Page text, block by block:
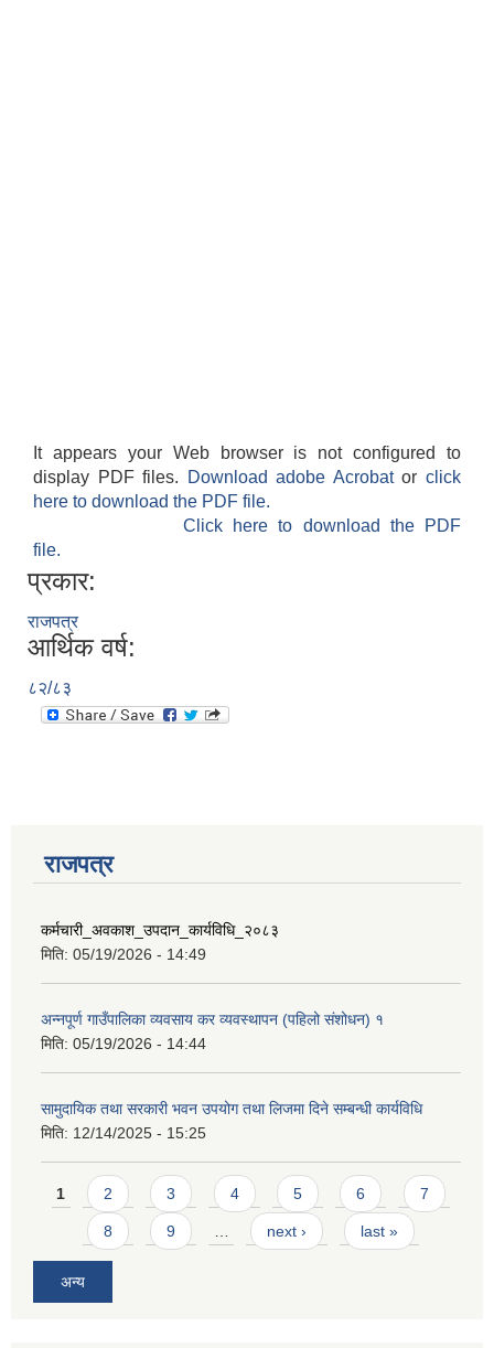
It appears your Web browser is not configured to
display PDF files.
Download adobe Acrobatorclick
here to download the PDF file.
Click here to download the PDF
file.
प्रकार:
राजपत्र
आर्थिक वर्ष:
८२/८३
राजपत्र
कर्मचारी_अवकाश_उपदान_कार्यविधि_२०८३
मिति: 05/19/2026 - 14:49
अन्नपूर्ण गाउँपालिका व्यवसाय कर व्यवस्थापन (पहिलो संशोधन) १
मिति: 05/19/2026 - 14:44
सामुदायिक तथा सरकारी भवन उपयोग तथा लिजमा दिने सम्बन्धी कार्यविधि
मिति: 12/14/2025 - 15:25
Pages
1 2 3 4 5 6 7
8 9 next › last »
अन्य